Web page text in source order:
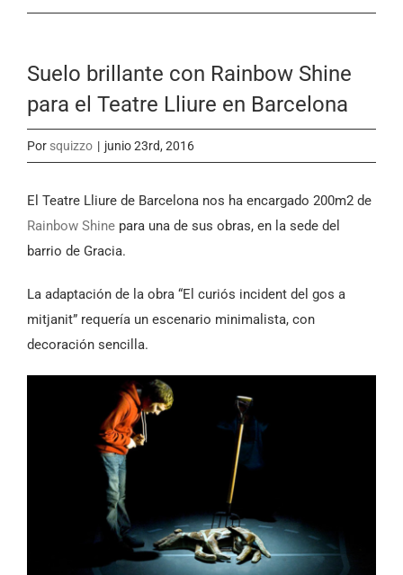
Suelo brillante con Rainbow Shine
para el Teatre Lliure en Barcelona
Por squizzo | junio 23rd, 2016
El Teatre Lliure de Barcelona nos ha encargado 200m2 de
Rainbow Shine para una de sus obras, en la sede del
barrio de Gracia.
La adaptación de la obra “El curiós incident del gos a
mitjanit” requería un escenario minimalista, con
decoración sencilla.